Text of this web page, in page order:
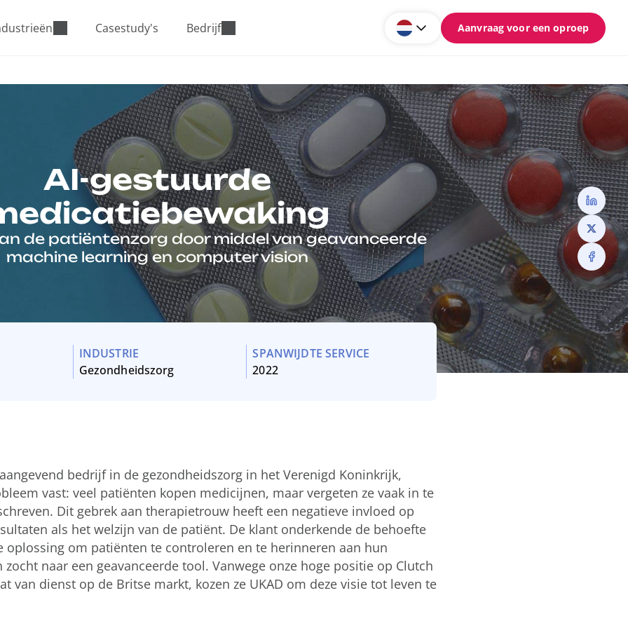
Casestudy's Bedrijf Aanvraag voor een oproep
AI-gestuurde
de patiëntenzorg door middel van geavanceerde
machine learning en computer vision
INDUSTRIE
Gezondheidszorg
SPANWIJDTE SERVICE
2022
bedrijf in de gezondheidszorg in het Verenigd Koninkrijk,
vast: veel patiënten kopen medicijnen, maar vergeten ze vaak in te
Dit gebrek aan therapietrouw heeft een negatieve invloed op
als het welzijn van de patiënt. De klant onderkende de behoefte
oplossing om patiënten te controleren en te herinneren aan hun
naar een geavanceerde tool. Vanwege onze hoge positie op Clutch
van dienst op de Britse markt, kozen ze UKAD om deze visie tot leven te